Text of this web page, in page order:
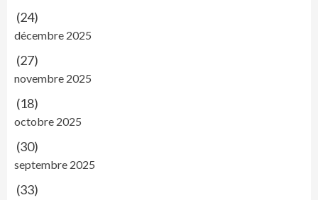
(24)
décembre 2025
(27)
novembre 2025
(18)
octobre 2025
(30)
septembre 2025
(33)